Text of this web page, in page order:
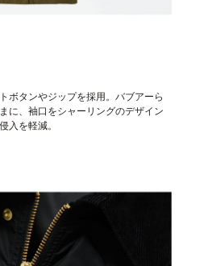
ボタンやジップを採用。バブアーら
に、袖口をシャーリングのデザイン
入を軽減。